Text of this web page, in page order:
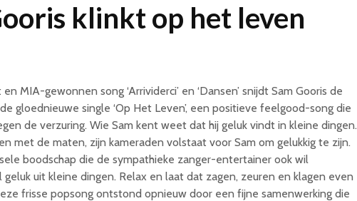
klinkt op het leven
MIA-gewonnen song ‘Arrividerci’ en ‘Dansen’ snijdt Sam Gooris de
gloednieuwe single ‘Op Het Leven’, een positieve feelgood-song die
de verzuring. Wie Sam kent weet dat hij geluk vindt in kleine dingen.
met de maten, zijn kameraden volstaat voor Sam om gelukkig te zijn.
boodschap die de sympathieke zanger-entertainer ook wil
geluk uit kleine dingen. Relax en laat dat zagen, zeuren en klagen even
frisse popsong ontstond opnieuw door een fijne samenwerking die